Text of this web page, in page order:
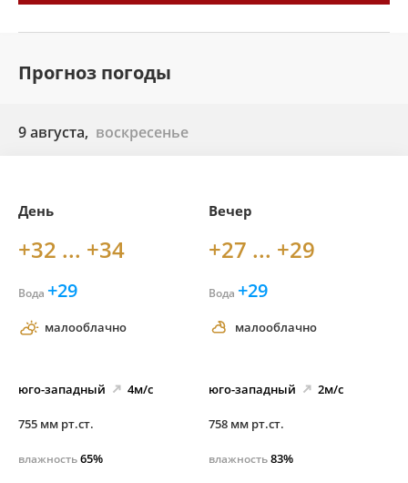
Прогноз погоды
9 августа, воскресенье
День
+32 ... +34
Вода +29
малооблачно
юго-западный 4м/с
755 мм рт.ст.
влажность65%
Вечер
+27 ... +29
Вода +29
малооблачно
юго-западный 2м/с
758 мм рт.ст.
влажность83%